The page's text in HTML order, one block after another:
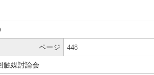
ページ 448
触媒討論会